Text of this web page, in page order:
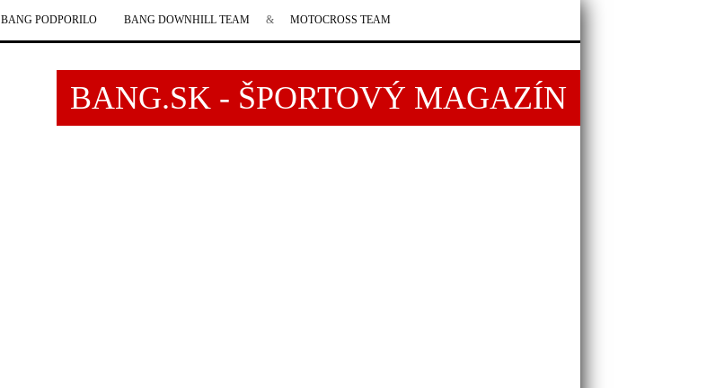
BANG PODPORILO BANG DOWNHILL TEAM & MOTOCROSS TEAM
BANG.SK - ŠPORTOVÝ MAGAZÍN